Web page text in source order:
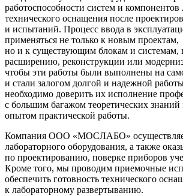
работоспособности систем и компонентов
технического оснащения после
и испытаний. Процесс ввода в
применяться не только к новым проектам,
но и к существующим блокам и
расширению, реконструкции или
чтобы эти работы были выполнены на
и стали залогом долгой и надежной
необходимо доверить их исполнение
с большим багажом теоретических
опытом практической работы.
Компания ООО «МОСЛАБО»
лабораторного оборудования, а также
по проектированию, поверке приборов
Кроме того, мы проводим приемочные
обеспечить готовность технического
к лабораторному развертыванию.